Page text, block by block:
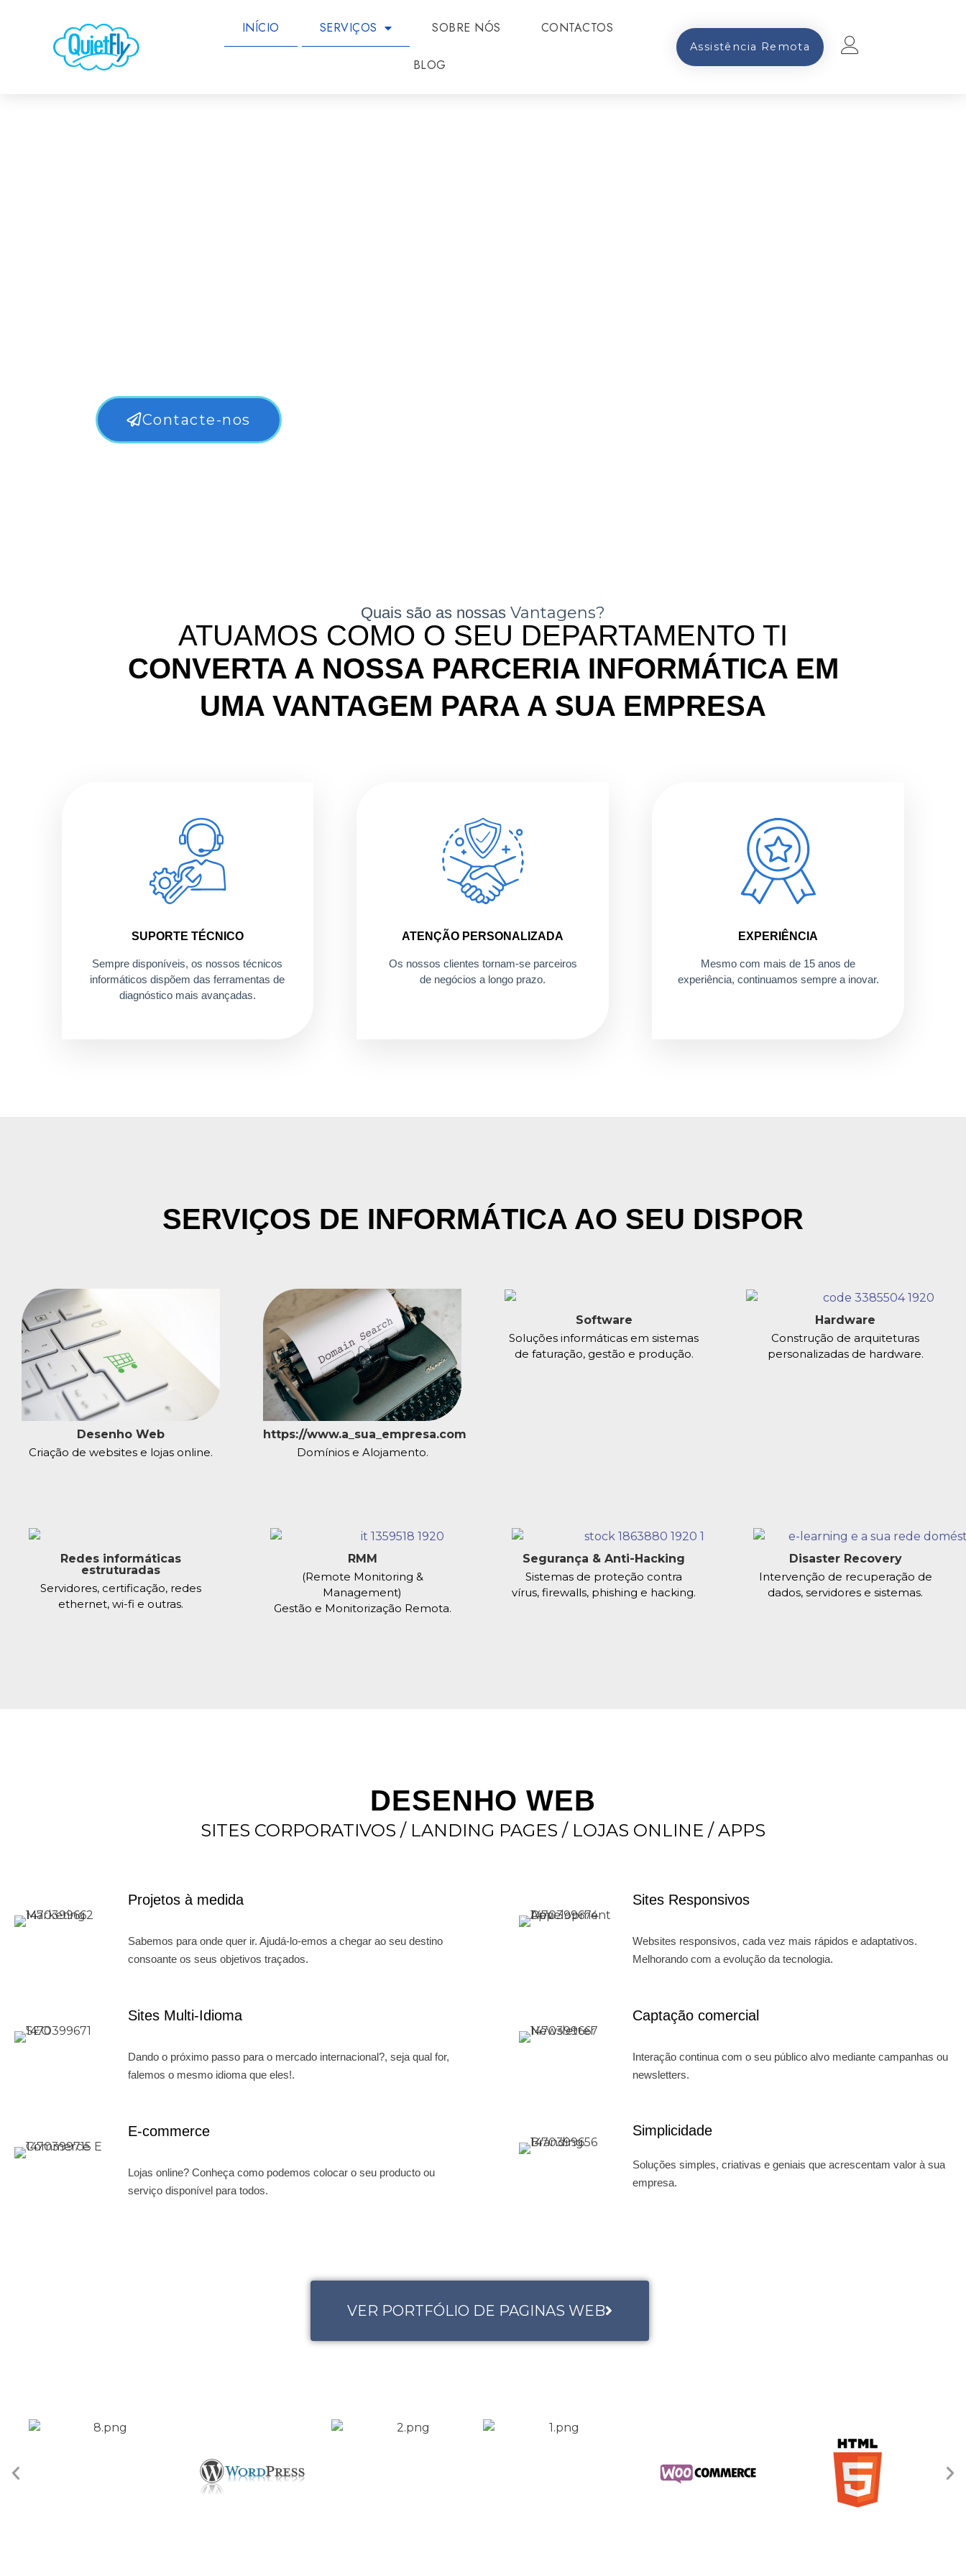
INÍCIO SERVIÇOS SOBRE NÓS CONTACTOS
BLOG
Assistência Remota
Contacte-nos
Quais são as nossas Vantagens?
ATUAMOS COMO O SEU DEPARTAMENTO TI
CONVERTA A NOSSA PARCERIA INFORMÁTICA EM
UMA VANTAGEM PARA A SUA EMPRESA
SUPORTE TÉCNICO
Sempre disponíveis, os nossos técnicos
informáticos dispõem das ferramentas de
diagnóstico mais avançadas.
ATENÇÃO PERSONALIZADA
Os nossos clientes tornam-se parceiros
de negócios a longo prazo.
EXPERIÊNCIA
Mesmo com mais de 15 anos de
experiência, continuamos sempre a inovar.
SERVIÇOS DE INFORMÁTICA AO SEU DISPOR
Desenho Web
Criação de websites e lojas online.
https://www.a_sua_empresa.com
Domínios e Alojamento.
Software
Soluções informáticas em sistemas
de faturação, gestão e produção.
Hardware
Construção de arquiteturas
personalizadas de hardware.
Redes informáticas
estruturadas
Servidores, certificação, redes
ethernet, wi-fi e outras.
RMM
(Remote Monitoring &
Management)
Gestão e Monitorização Remota.
Segurança & Anti-Hacking
Sistemas de proteção contra
vírus, firewalls, phishing e hacking.
Disaster Recovery
Intervenção de recuperação de
dados, servidores e sistemas.
DESENHO WEB
SITES CORPORATIVOS / LANDING PAGES / LOJAS ONLINE / APPS
Projetos à medida
Sabemos para onde quer ir. Ajudá-lo-emos a chegar ao seu destino
consoante os seus objetivos traçados.
Sites Multi-Idioma
Dando o próximo passo para o mercado internacional?, seja qual for,
falemos o mesmo idioma que eles!.
E-commerce
Lojas online? Conheça como podemos colocar o seu producto ou
serviço disponível para todos.
Sites Responsivos
Websites responsivos, cada vez mais rápidos e adaptativos.
Melhorando com a evolução da tecnologia.
Captação comercial
Interação continua com o seu público alvo mediante campanhas ou
newsletters.
Simplicidade
Soluções simples, criativas e geniais que acrescentam valor à sua
empresa.
VER PORTFÓLIO DE PAGINAS WEB